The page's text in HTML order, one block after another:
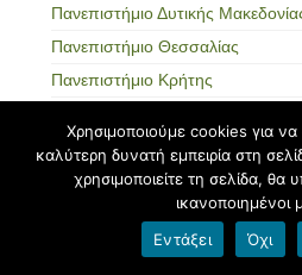
Πανεπιστήμιο Δυτικής
Πανεπιστήμιο Θεσσαλίας
Πανεπιστήμιο Κρήτης
Παπαλουκάς, Σπύρος
Παραιτήσεις εκπαιδευτικών
Παράλληλη στήριξη
Παράλληλο μηχανογραφικό δελτίο
Χρησιμοποιούμε cookies για
καλύτερη δυνατή εμπειρία στη
χρησιμοποιείτε τη σελίδα, θα
ικανοποιημένοι
Εντάξει
Όχι